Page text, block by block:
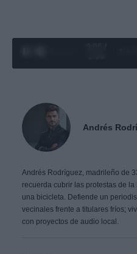
Andrés
Andrés Rodríguez, madrileño de
recuerda cubrir las protestas de
una bicicleta. Defiende un
vecinales frente a titulares fríos;
con proyectos de audio local.